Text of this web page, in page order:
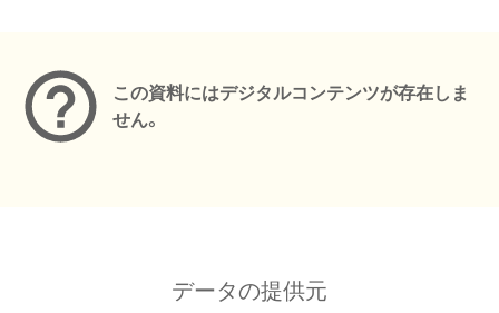
この資料にはデジタルコンテンツが存在しま
せん。
データの提供元